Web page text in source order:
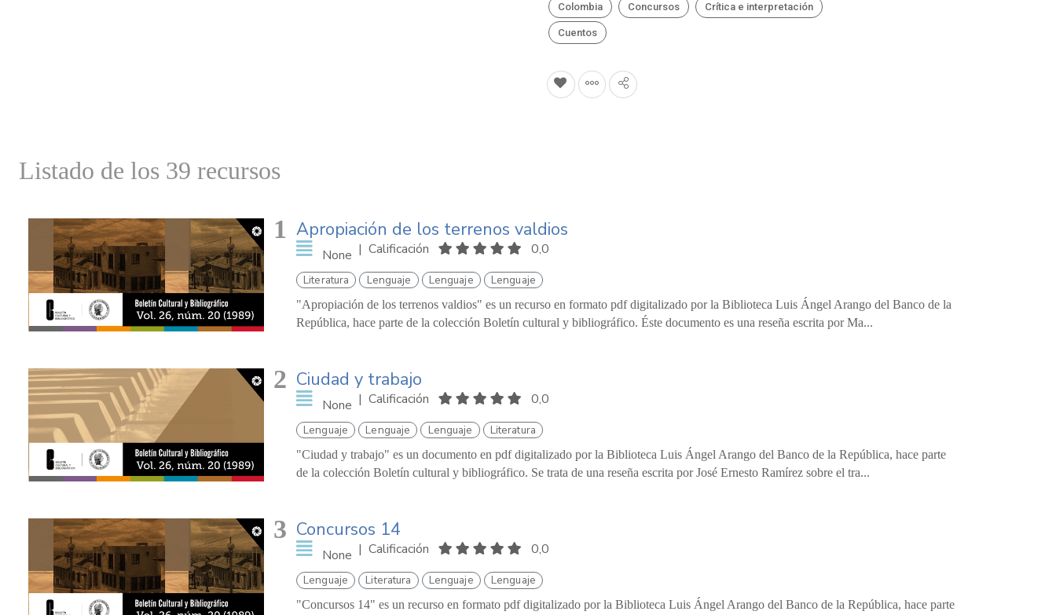
Colombia Concursos Crítica e interpretación
Cuentos
Listado de los 39 recursos
1 Apropiación de los terrenos valdios
None | Calificación 0,0
Literatura Lenguaje Lenguaje Lenguaje
"Apropiación de los terrenos valdios" es un recurso en formato pdf digitalizado por la Biblioteca Luis Ángel Arango del Banco de la
República, hace parte de la colección Boletín cultural y bibliográfico. Éste documento es una reseña escrita por Ma...
2 Ciudad y trabajo
None | Calificación 0,0
Lenguaje Lenguaje Lenguaje Literatura
"Ciudad y trabajo" es un documento en pdf digitalizado por la Biblioteca Luis Ángel Arango del Banco de la República, hace parte
de la colección Boletín cultural y bibliográfico. Se trata de una reseña escrita por José Ernesto Ramírez sobre el tra...
3 Concursos 14
None | Calificación 0,0
Lenguaje Literatura Lenguaje Lenguaje
"Concursos 14" es un recurso en formato pdf digitalizado por la Biblioteca Luis Ángel Arango del Banco de la República, hace parte